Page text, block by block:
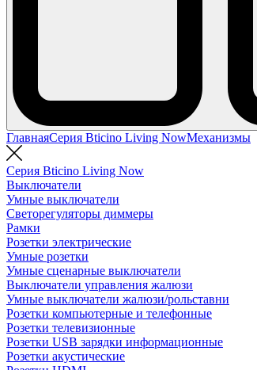
ГлавнаяСерия Bticino Living NowМеханизмы
Серия Bticino Living Now
Выключатели
Умные выключатели
Светорегуляторы диммеры
Рамки
Розетки электрические
Умные розетки
Умные сценарные выключатели
Выключатели управления жалюзи
Умные выключатели жалюзи/рольставни
Розетки компьютерные и телефонные
Розетки телевизионные
Розетки USB зарядки информационные
Розетки акустические